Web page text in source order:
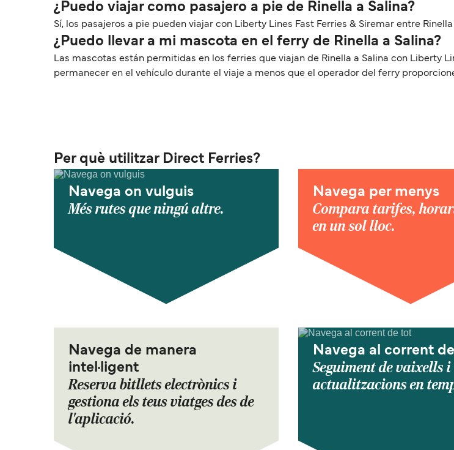
¿Puedo viajar como pasajero a pie de Rinella a Salina?
Sí, los pasajeros a pie pueden viajar con Liberty Lines Fast Ferries & Siremar entre Rinella
¿Puedo llevar a mi mascota en el ferry de Rinella a Salina?
Las mascotas están permitidas en los ferries que viajan de Rinella a Salina con Liberty
permanecer en el vehículo durante el viaje a menos que el operador del ferry
Per què utilitzar Direct Ferries?
Navega on vulguis
Més rutes que ningú altre.
Navega per menys
Compara tarifes,
en un sol lloc.
Navega de manera
intel·ligent
Reserva bitllets electrònics i
gestiona els teus viatges des de
l'aplicació.
Navega al corrent
Seguiment de vaixells i
actualitzacions en